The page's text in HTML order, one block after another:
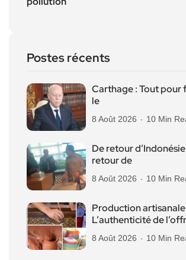
Postes récents
Carthage : Tout pour
le
8 Août 2026 10 Min
De retour
retour de
8 Août 2026 10 Min
Production artisanale
L’authenticité de
8 Août 2026 10 Min